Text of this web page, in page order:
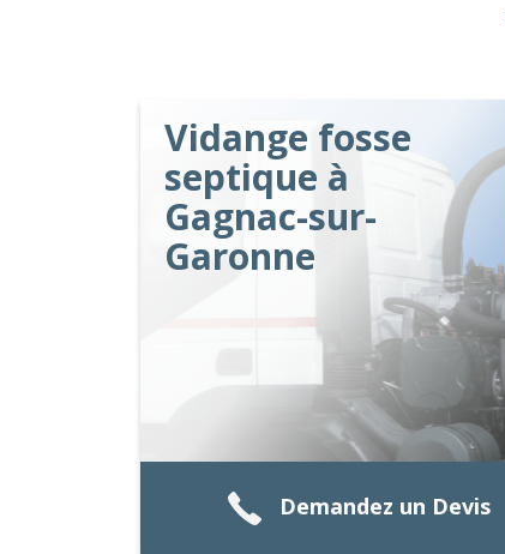
Vidange fosse
septique à
Gagnac-sur-
Garonne
Demandez un Devis